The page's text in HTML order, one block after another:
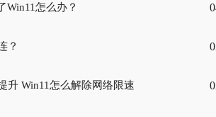
Win11怎么办？
？
升 Win11怎么解除网络限速